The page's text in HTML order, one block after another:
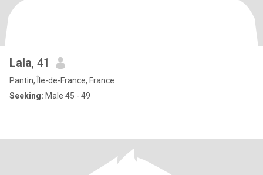
Lala, 41
Pantin, Île-de-France, France
Seeking: Male 45 - 49